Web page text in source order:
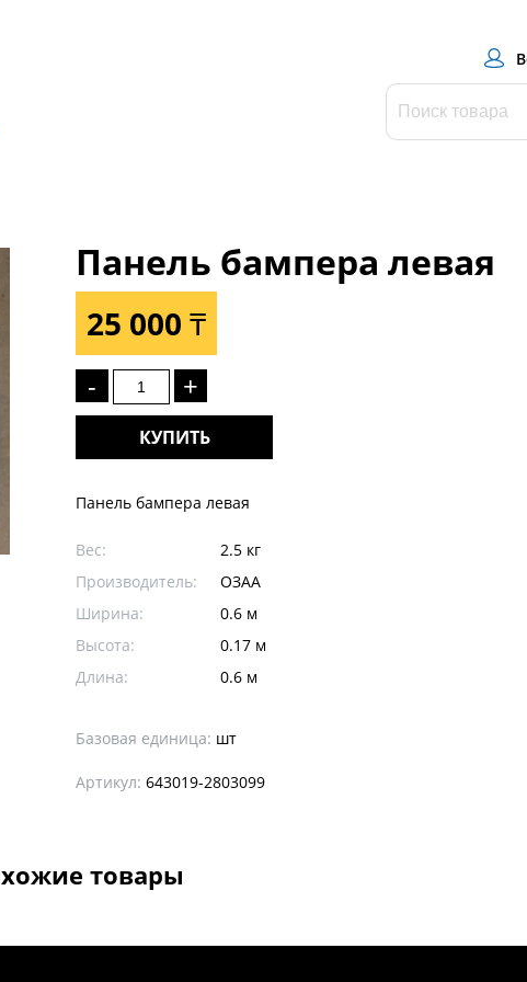
Панель бампера левая
25 000 ₸
- +
КУПИТЬ
Панель бампера левая
Вес:
2.5 кг
Производитель:
ОЗАА
Ширина:
0.6 м
Высота:
0.17 м
Длина:
0.6 м
Базовая единица: шт
Артикул: 643019-2803099
товары